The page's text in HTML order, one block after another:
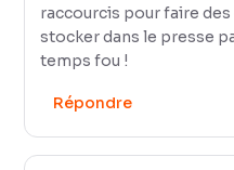
raccourcis pour faire
stocker dans le presse
temps fou !
Répondre